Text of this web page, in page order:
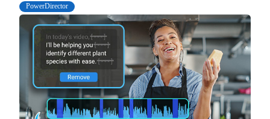
PowerDirector